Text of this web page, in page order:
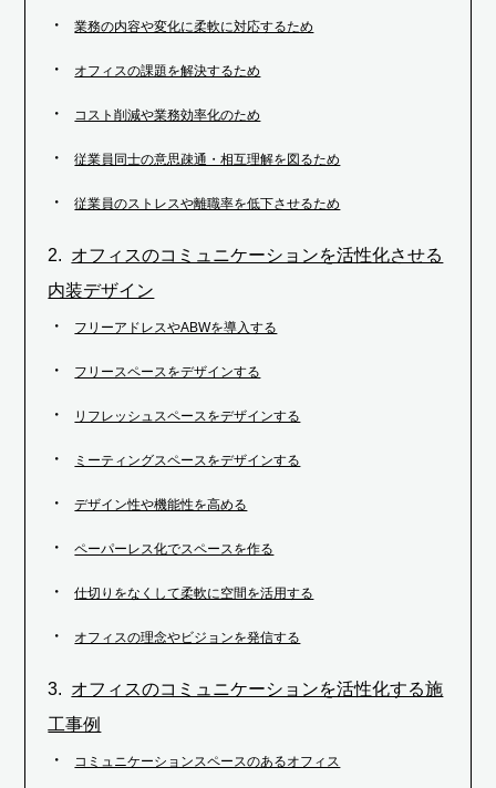
業務の内容や変化に柔軟に対応するため
オフィスの課題を解決するため
コスト削減や業務効率化のため
従業員同士の意思疎通・相互理解を図るため
従業員のストレスや離職率を低下させるため
オフィスのコミュニケーションを活性化させる
内装デザイン
フリーアドレスやABWを導入する
フリースペースをデザインする
リフレッシュスペースをデザインする
ミーティングスペースをデザインする
デザイン性や機能性を高める
ペーパーレス化でスペースを作る
仕切りをなくして柔軟に空間を活用する
オフィスの理念やビジョンを発信する
オフィスのコミュニケーションを活性化する施
工事例
コミュニケーションスペースのあるオフィス